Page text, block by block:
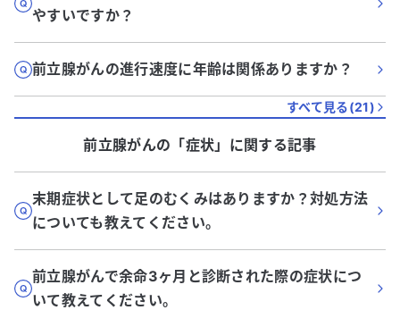
やすいですか？
前立腺がんの進行速度に年齢は関係ありますか？
すべて見る(21)
前立腺がんの「症状」に関する記事
末期症状として足のむくみはありますか？対処方法
についても教えてください。
前立腺がんで余命3ヶ月と診断された際の症状につ
いて教えてください。